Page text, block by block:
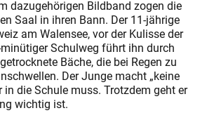
dazugehörigen Bildband zogen die
Saal in ihren Bann. Der 11-jährige
am Walensee, vor der Kulisse der
Schulweg führt ihn durch
Bäche, die bei Regen zu
Der Junge macht „keine
in die Schule muss. Trotzdem geht er
wichtig ist.